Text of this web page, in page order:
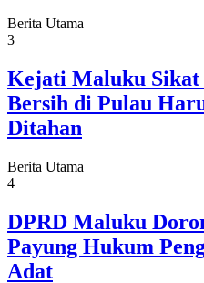
Berita Utama
3
Kejati Maluku
Bersih di Pulau
Ditahan
Berita Utama
4
DPRD Maluku
Payung Hukum
Adat